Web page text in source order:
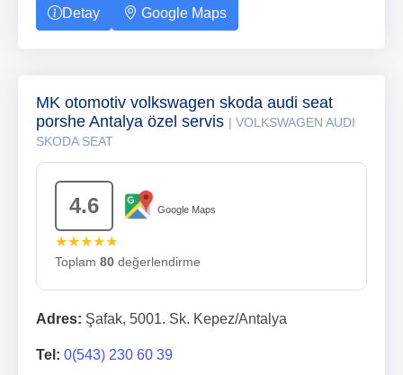
Detay Google Maps
MK otomotiv volkswagen skoda audi seat
porshe Antalya özel servis | VOLKSWAGEN AUDI
SKODA SEAT
4.6 Google Maps
★★★★★
Toplam 80 değerlendirme
Adres: Şafak, 5001. Sk. Kepez/Antalya
Tel: 0(543) 230 60 39